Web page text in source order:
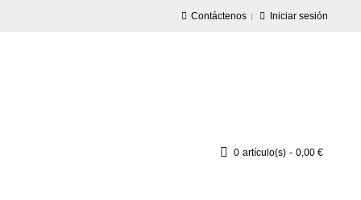
Contáctenos Iniciar sesión
0 artículo(s) - 0,00 €